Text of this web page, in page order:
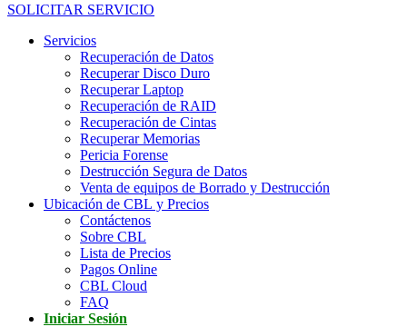
SOLICITAR SERVICIO
Servicios
Recuperación de Datos
Recuperar Disco Duro
Recuperar Laptop
Recuperación de RAID
Recuperación de Cintas
Recuperar Memorias
Pericia Forense
Destrucción Segura de Datos
Venta de equipos de Borrado y Destrucción
Ubicación de CBL y Precios
Contáctenos
Sobre CBL
Lista de Precios
Pagos Online
CBL Cloud
FAQ
Iniciar Sesión